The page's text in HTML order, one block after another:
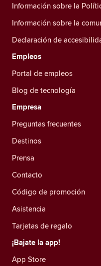
Información sobre la
Información sobre la
Declaración de
Empleos
Portal de empleos
Blog de tecnología
Empresa
Preguntas frecuentes
Destinos
Prensa
Contacto
Código de promoción
Asistencia
Tarjetas de regalo
¡Bajate la app!
App Store